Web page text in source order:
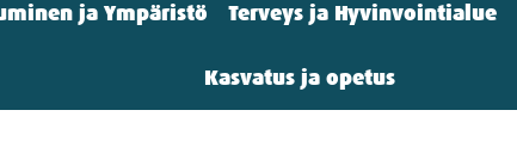
ja Ympäristö Terveys ja Hyvinvointialue
Kasvatus ja opetus